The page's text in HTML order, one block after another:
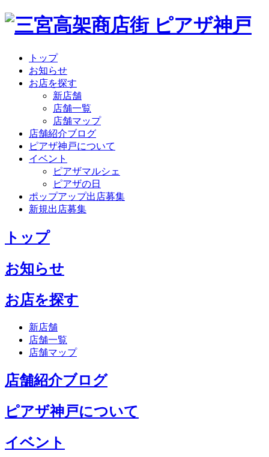
トップ
お知らせ
お店を探す
新店舗
店舗一覧
店舗マップ
店舗紹介ブログ
ピアザ神戸について
イベント
ピアザマルシェ
ピアザの日
ポップアップ出店募集
新規出店募集
トップ
お知らせ
お店を探す
新店舗
店舗一覧
店舗マップ
店舗紹介ブログ
ピアザ神戸について
イベント